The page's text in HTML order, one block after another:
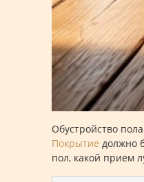
Обустройство
Покрытие должно
пол, какой прием